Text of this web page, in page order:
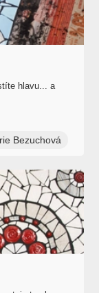
hlavu... a
Bezuchová